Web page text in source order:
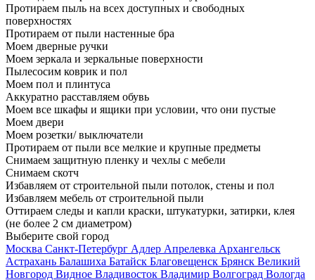
Протираем пыль на всех доступных и свободных
поверхностях
Протираем от пыли настенные бра
Моем дверные ручки
Моем зеркала и зеркальные поверхности
Пылесосим коврик и пол
Моем пол и плинтуса
Аккуратно расставляем обувь
Моем все шкафы и ящики при условии, что они пустые
Моем двери
Моем розетки/ выключатели
Протираем от пыли все мелкие и крупные предметы
Снимаем защитную пленку и чехлы с мебели
Снимаем скотч
Избавляем от строительной пыли потолок, стены и пол
Избавляем мебель от строительной пыли
Оттираем следы и капли краски, штукатурки, затирки, клея
(не более 2 см диаметром)
Выберите свой город
Москва Санкт-Петербург Адлер Апрелевка Архангельск
Астрахань Балашиха Батайск Благовещенск Брянск Великий
Новгород Видное Владивосток Владимир Волгоград Вологда